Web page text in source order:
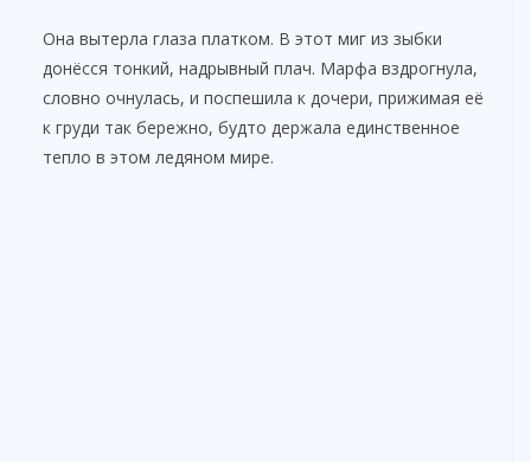
Она вытерла глаза платком. В этот миг из зыбки
донёсся тонкий, надрывный плач. Марфа вздрогнула,
словно очнулась, и поспешила к дочери, прижимая её
к груди так бережно, будто держала единственное
тепло в этом ледяном мире.